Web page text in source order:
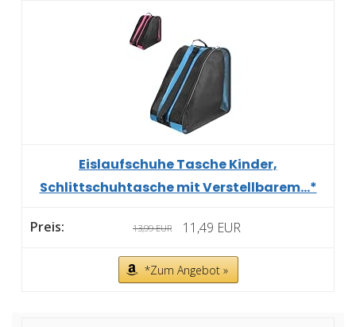
Eislaufschuhe Tasche Kinder,
Schlittschuhtasche mit Verstellbarem...*
13,99 EUR 11,49 EUR
*Zum Angebot »